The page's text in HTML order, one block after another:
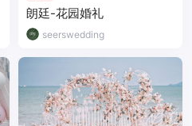
朗廷-花园婚礼
seerswedding